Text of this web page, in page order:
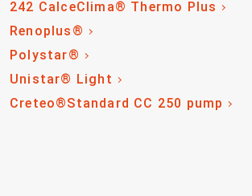
242 CalceClima® Thermo Plus
Renoplus®
Polystar®
Unistar® Light
Creteo®Standard CC 250 pump